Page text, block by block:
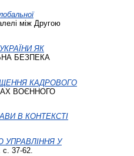
між Другою
ЯК
БЕЗПЕКА
КАДРОВОГО
ВОЄННОГО
В КОНТЕКСТІ
УПРАВЛІННЯ У
с. 37-62.